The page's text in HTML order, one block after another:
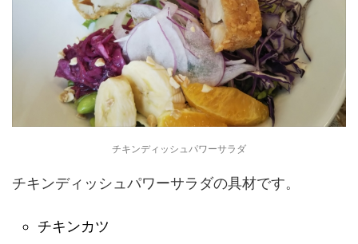
チキンディッシュパワーサラダ
チキンディッシュパワーサラダの具材です。
チキンカツ